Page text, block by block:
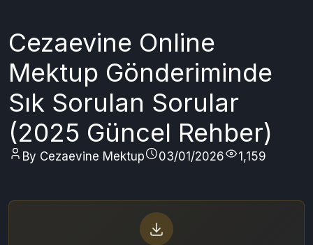
Cezaevine Online Mektup Gönderiminde Sık Sorulan Sorular
(2025 Güncel Rehber)
Cezaevine Online
Mektup Gönderiminde
Sık Sorulan Sorular
(2025 Güncel Rehber)
By Cezaevine Mektup 03/01/2026